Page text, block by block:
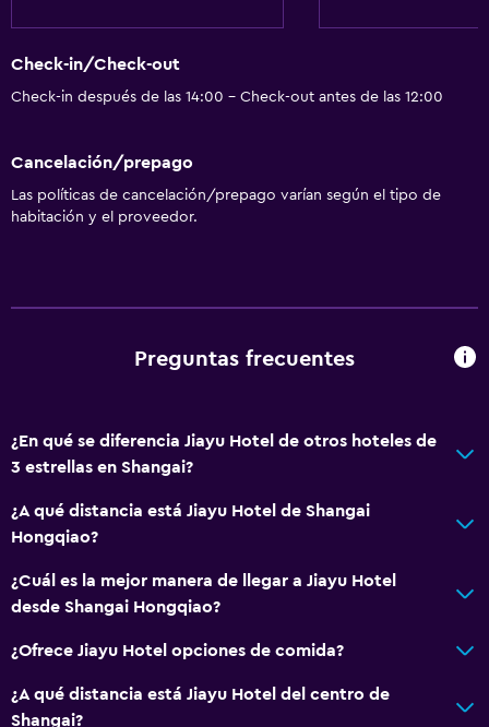
Check-in/Check-out
Check-in después de las 14:00 - Check-out antes de las 12:00
Cancelación/prepago
Las políticas de cancelación/prepago varían según el tipo de
habitación y el proveedor.
Preguntas frecuentes
¿En qué se diferencia Jiayu Hotel de otros hoteles de
3 estrellas en Shangai?
¿A qué distancia está Jiayu Hotel de Shangai
Hongqiao?
¿Cuál es la mejor manera de llegar a Jiayu Hotel
desde Shangai Hongqiao?
¿Ofrece Jiayu Hotel opciones de comida?
¿A qué distancia está Jiayu Hotel del centro de
Shangai?